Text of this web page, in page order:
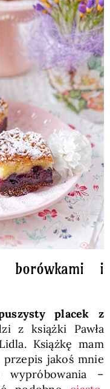
borówkami i
placek z
z książki Pawła
Książkę mam
jakoś mnie
wypróbowania –